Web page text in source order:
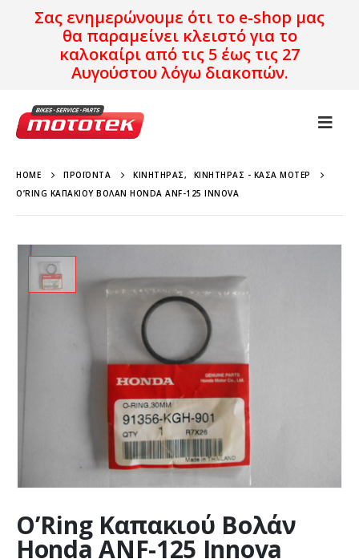
Σας ενημερώνουμε ότι το e-shop μας
θα παραμείνει κλειστό για το
καλοκαίρι από τις 5 έως τις 27
Αυγούστου λόγω διακοπών.
HOME ΠΡΟΪΌΝΤΑ ΚΙΝΗΤΉΡΑΣ,
ΚΙΝΗΤΉΡΑΣ - ΚΆΣΑ ΜΟΤΈΡ
O’RING ΚΑΠΑΚΙΟΎ ΒΟΛΆΝ HONDA ANF-125 INNOVA
O’Ring Καπακιού Βολάν
Honda ANF-125 Innova